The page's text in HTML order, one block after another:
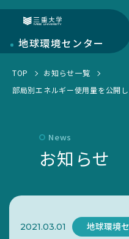
地球環境センター
地球環境センターに
環境・SDGs報告書
お知らせ一覧
環境・SDGsマネジ
研究部門
教育・人材育成部門
キャンパス部門
学生活動
EGC学生委員会
町屋海岸清掃
TOP
お知らせ一覧
部局別エネルギー使用量を公開
News
お知らせ
2021.03.01 地球環境